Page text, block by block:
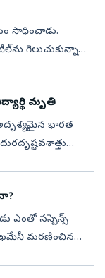
సాధించాడు.
గెలుచుకున్నాడు.
మృతి
భారత
ఎంతో సస్పెన్స్‌
ఖమేనీ మరణించిన